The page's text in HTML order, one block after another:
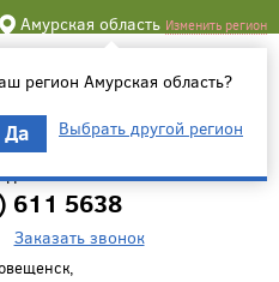
Амурская область Изменить регион
регион Амурская область?
Да Выбрать другой регион
для связи
611 5638
Заказать звонок